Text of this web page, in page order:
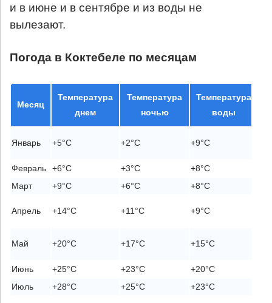
и в июне и в сентябре и из воды не
вылезают.
Погода в Коктебеле по месяцам
Месяц
Температура
днем
Температура
ночью
Температура
воды
Январь +5°C +2°C +9°C
Февраль
+6°C +3°C +8°C
Март
+9°C +6°C +8°C
Апрель +14°C +11°C +9°C
Май +20°C +17°C +15°C
Июнь
+25°C +23°C +20°C
Июль
+28°C +25°C +23°C